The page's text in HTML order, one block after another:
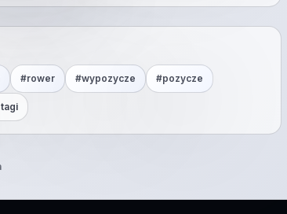
#rower #wypozycze #pozycze